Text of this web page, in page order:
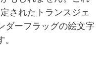
されたトランスジェ
ダーフラッグの絵文字